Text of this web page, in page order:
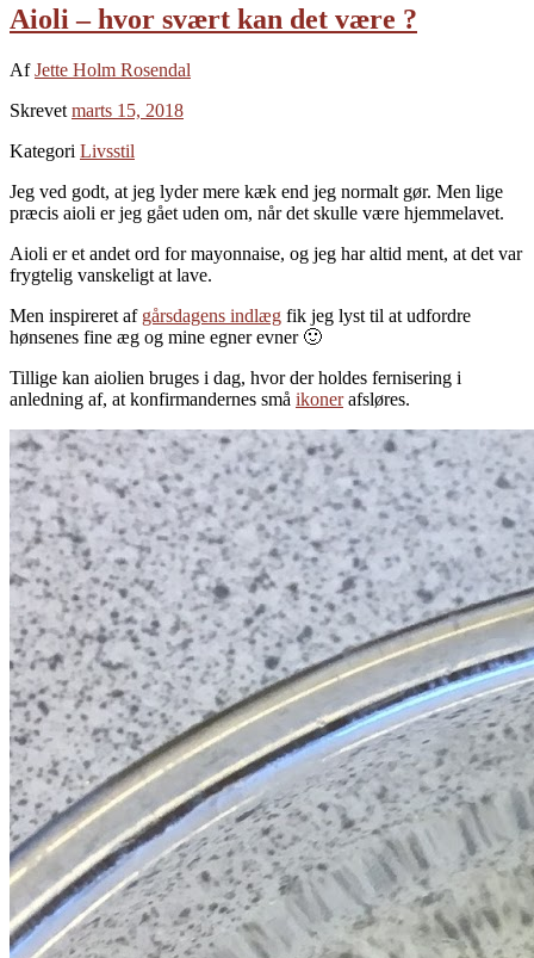
Aioli – hvor svært kan det være ?
AfJette Holm Rosendal
Skrevet marts 15, 2018
Kategori Livsstil
Jeg ved godt, at jeg lyder mere kæk end jeg normalt gør. Men lige
præcis aioli er jeg gået uden om, når det skulle være hjemmelavet.
Aioli er et andet ord for mayonnaise, og jeg har altid ment, at det var
frygtelig vanskeligt at lave.
Men inspireret af gårsdagens indlæg fik jeg lyst til at udfordre
hønsenes fine æg og mine egner evner 🙂
Tillige kan aiolien bruges i dag, hvor der holdes fernisering i
anledning af, at konfirmandernes små ikonerafsløres.